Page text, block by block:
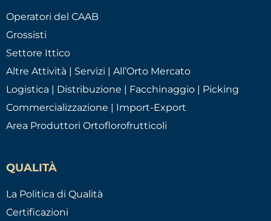
Operatori del CAAB
Grossisti
Settore Ittico
Altre Attività | Servizi | All’Orto Mercato
Logistica | Distribuzione | Facchinaggio | Picking
Commercializzazione | Import-Export
Area Produttori Ortoflorofrutticoli
QUALITÀ
La Politica di Qualità
Certificazioni